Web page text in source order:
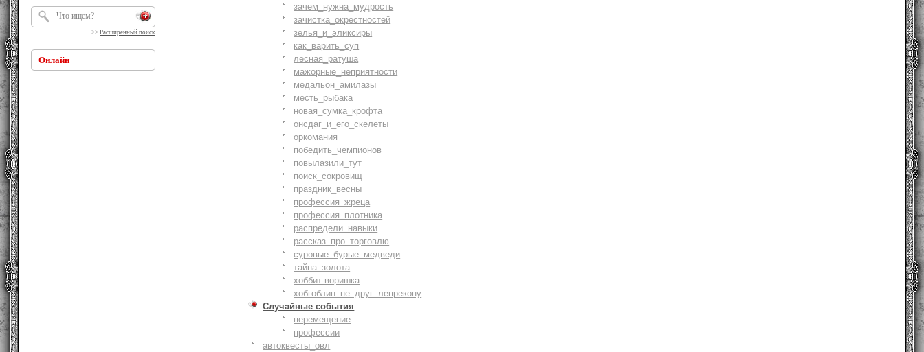
>> Расширенный поиск
Онлайн
зачем_нужна_мудрость
зачистка_окрестностей
зелья_и_эликсиры
как_варить_суп
лесная_ратуша
мажорные_неприятности
медальон_амилазы
месть_рыбака
новая_сумка_крофта
онсдаг_и_его_скелеты
оркомания
победить_чемпионов
повылазили_тут
поиск_сокровищ
праздник_весны
профессия_жреца
профессия_плотника
распредели_навыки
рассказ_про_торговлю
суровые_бурые_медведи
тайна_золота
хоббит-воришка
хобгоблин_не_друг_лепрекону
Случайные события
перемещение
профессии
автоквесты_овл